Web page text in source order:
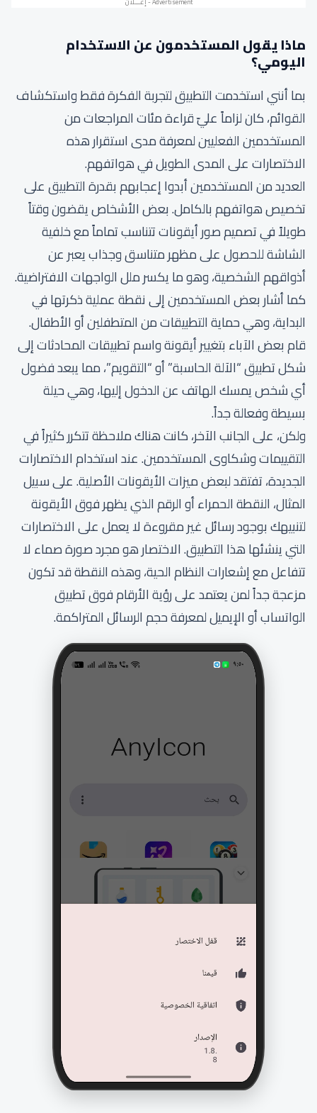
ماذا يقول المستخدمون عن الاستخدام
اليومي؟
بما أنني استخدمت التطبيق لتجربة الفكرة فقط واستكشاف
القوائم، كان لزاماً عليّ قراءة مئات المراجعات من
المستخدمين الفعليين لمعرفة مدى استقرار هذه
الاختصارات على المدى الطويل في هواتفهم.
العديد من المستخدمين أبدوا إعجابهم بقدرة التطبيق على
تخصيص هواتفهم بالكامل. بعض الأشخاص يقضون وقتاً
طويلاً في تصميم صور أيقونات تتناسب تماماً مع خلفية
الشاشة للحصول على مظهر متناسق وجذاب يعبر عن
أذواقهم الشخصية، وهو ما يكسر ملل الواجهات الافتراضية.
كما أشار بعض المستخدمين إلى نقطة عملية ذكرتها في
البداية، وهي حماية التطبيقات من المتطفلين أو الأطفال.
قام بعض الآباء بتغيير أيقونة واسم تطبيقات المحادثات إلى
شكل تطبيق “الآلة الحاسبة” أو “التقويم”، مما يبعد فضول
أي شخص يمسك الهاتف عن الدخول إليها، وهي حيلة
بسيطة وفعالة جداً.
ولكن، على الجانب الآخر، كانت هناك ملاحظة تتكرر كثيراً في
التقييمات وشكاوى المستخدمين. عند استخدام الاختصارات
الجديدة، تفتقد لبعض ميزات الأيقونات الأصلية. على سبيل
المثال، النقطة الحمراء أو الرقم الذي يظهر فوق الأيقونة
لتنبيهك بوجود رسائل غير مقروءة لا يعمل على الاختصارات
التي ينشئها هذا التطبيق. الاختصار هو مجرد صورة صماء لا
تتفاعل مع إشعارات النظام الحية، وهذه النقطة قد تكون
مزعجة جداً لمن يعتمد على رؤية الأرقام فوق تطبيق
الواتساب أو الإيميل لمعرفة حجم الرسائل المتراكمة.